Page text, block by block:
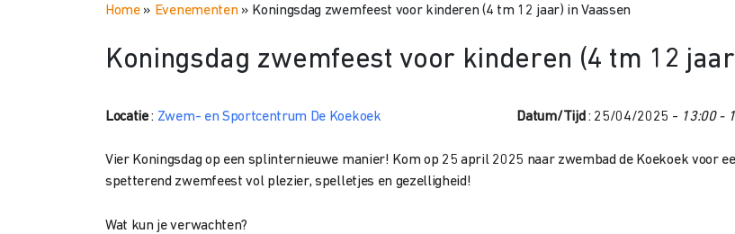
Home» Evenementen» Koningsdag zwemfeest voor kinderen (4 tm 12 jaar) in Vaassen
Koningsdag zwemfeest voor kinderen (4 tm 12
Locatie: Zwem- en Sportcentrum De Koekoek Datum/Tijd : 25/04/2025 - 13:00 -
Vier Koningsdag op een splinternieuwe manier! Kom op 25 april 2025 naar zwembad de Koekoek voor
spetterend zwemfeest vol plezier, spelletjes en gezelligheid!
Wat kun je verwachten?